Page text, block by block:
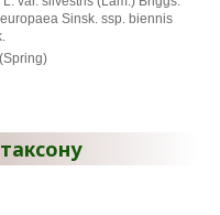
Sinsk. ssp. biennis